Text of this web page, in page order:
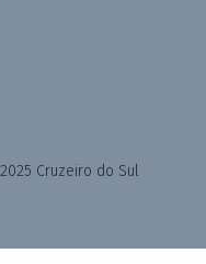
Cruzeiro do Sul